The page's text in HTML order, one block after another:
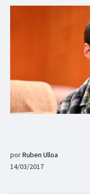
porRuben Ulloa
14/03/2017